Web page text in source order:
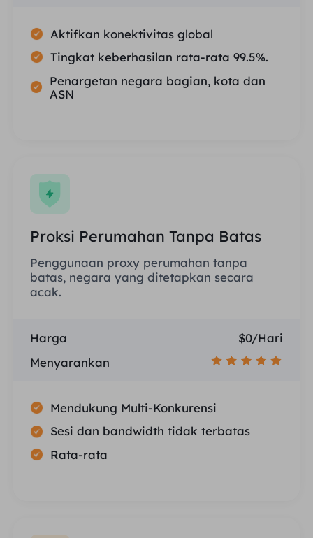
Aktifkan konektivitas global
Tingkat keberhasilan rata-rata 99.5%.
Penargetan negara bagian, kota dan
ASN
Proksi Perumahan Tanpa Batas
Penggunaan proxy perumahan tanpa
batas, negara yang ditetapkan secara
acak.
Harga
$0/Hari
Menyarankan
Mendukung Multi-Konkurensi
Sesi dan bandwidth tidak terbatas
Rata-rata